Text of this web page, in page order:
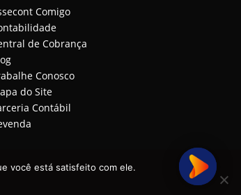
Comigo
de Cobrança
Conosco
do Site
Contábil
você está satisfeito com ele.